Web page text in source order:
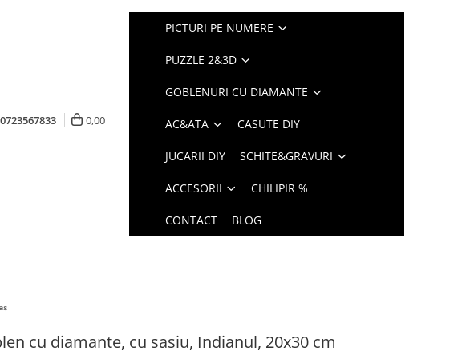
0723567833 0,00
PICTURI PE NUMERE
PUZZLE 2&3D
GOBLENURI CU DIAMANTE
AC&ATA CASUTE DIY
JUCARII DIY SCHITE&GRAVURI
ACCESORII CHILIPIR %
CONTACT BLOG
cu diamante, cu sasiu, Indianul, 20x30 cm